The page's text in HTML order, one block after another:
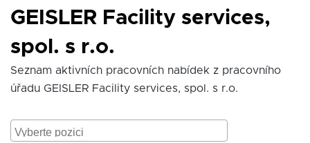
GEISLER Facility services,
spol. s r.o.
Seznam aktivních pracovních nabídek z pracovního
úřadu GEISLER Facility services, spol. s r.o.